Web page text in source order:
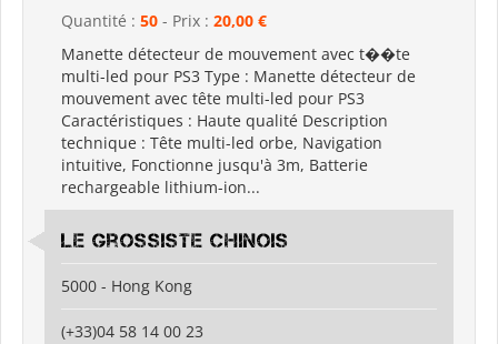
Quantité : 50 - Prix : 20,00 €
Manette détecteur de mouvement avec t��te
multi-led pour PS3 Type : Manette détecteur de
mouvement avec tête multi-led pour PS3
Caractéristiques : Haute qualité Description
technique : Tête multi-led orbe, Navigation
intuitive, Fonctionne jusqu'à 3m, Batterie
rechargeable lithium-ion...
Le grossiste chinois
5000 - Hong Kong
(+33)04 58 14 00 23